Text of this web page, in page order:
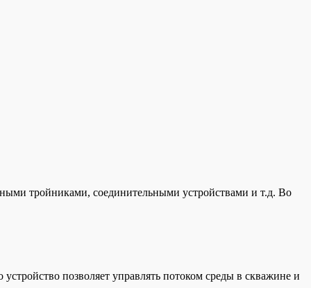
тройниками, соединительными устройствами и т.д. Во
позволяет управлять потоком среды в скважине и